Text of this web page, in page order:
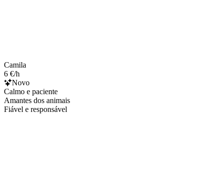
Camila
6 €/h
Novo
Calmo e paciente
Amantes dos animais
Fiável e responsável